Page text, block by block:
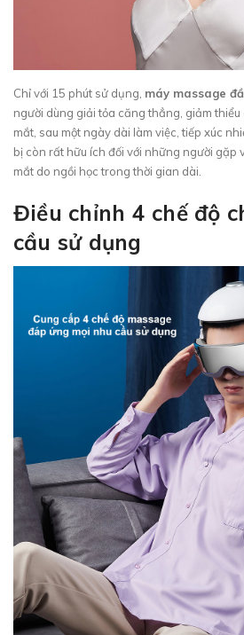
Chỉ với 15 phút sử dụng, máy massage
người dùng giải tỏa căng thẳng, giảm thiểu
mắt, sau một ngày dài làm việc, tiếp xúc
bị còn rất hữu ích đối với những người gặp
mắt do ngồi học trong thời gian dài.
Điều chỉnh 4 chế độ
cầu sử dụng